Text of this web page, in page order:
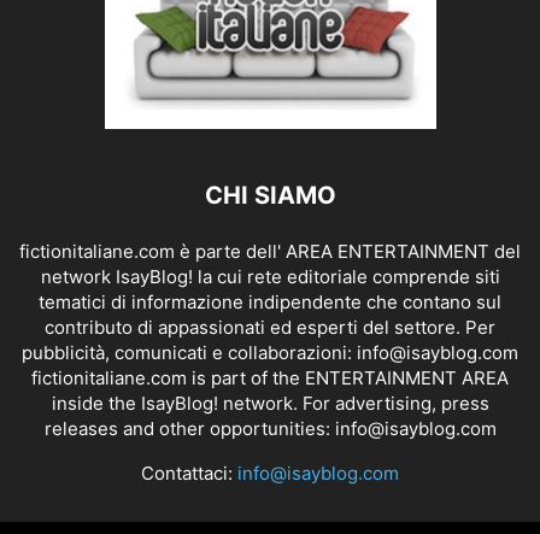
CHI SIAMO
fictionitaliane.com è parte dell' AREA ENTERTAINMENT del
network IsayBlog! la cui rete editoriale comprende siti
tematici di informazione indipendente che contano sul
contributo di appassionati ed esperti del settore. Per
pubblicità, comunicati e collaborazioni: info@isayblog.com
fictionitaliane.com is part of the ENTERTAINMENT AREA
inside the IsayBlog! network. For advertising, press
releases and other opportunities: info@isayblog.com
Contattaci: info@isayblog.com